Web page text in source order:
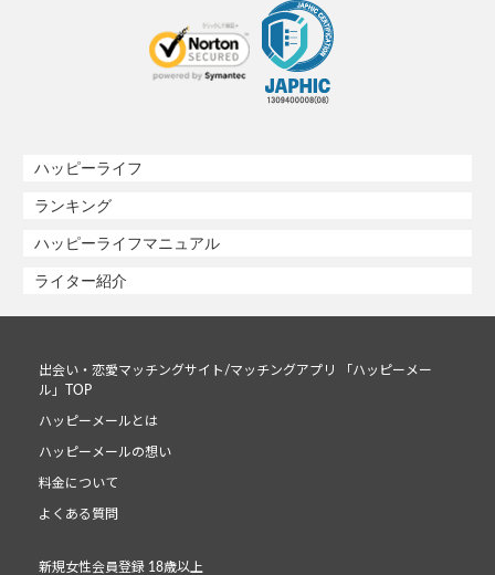
ハッピーライフ
ランキング
ハッピーライフマニュアル
ライター紹介
出会い・恋愛マッチングサイト/マッチングアプリ 「ハッピーメー
ル」TOP
ハッピーメールとは
ハッピーメールの想い
料金について
よくある質問
新規女性会員登録 18歳以上